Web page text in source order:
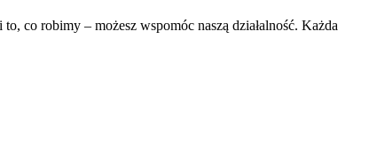
co robimy – możesz wspomóc naszą działalność. Każda